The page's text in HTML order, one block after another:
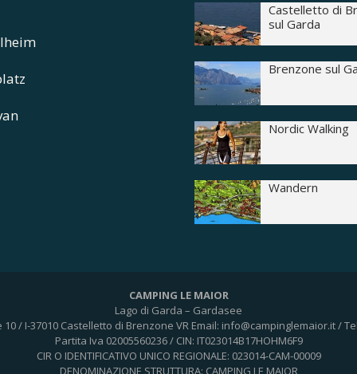
Castelletto di
sul Garda
Brenzone sul
Nordic Walking
Wandern
CAMPING LE MAIOR
Lago di Garda – Gardasee
10 / I-37010 Castelletto di Brenzone VR Email: info@campinglemaior.it /
Partita Iva 02005560236 / CIN: IT023014B17HOHM6F9
CIR O IDENTIFICATIVO UNICO REGIONALE: 023014-CAM-00009
DENOMINAZIONE STRUTTURA: CAMPING LE MAIOR